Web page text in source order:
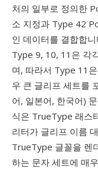
처의 일부로 정의한
소 지정과 Type 42
인 데이터를 결합합
Type 9, 10, 11은 각
며, 따라서 Type 11
우 큰 글리프 세트를
어, 일본어, 한국어)
식은 TrueType 래스
리터가 글리프 이름
TrueType 글꼴을 렌
하는 문자 세트에 매